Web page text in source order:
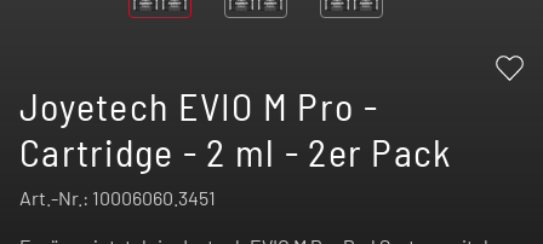
Joyetech EVIO M Pro -
Cartridge - 2 ml - 2er Pack
Art.-Nr.: 10006060.3451